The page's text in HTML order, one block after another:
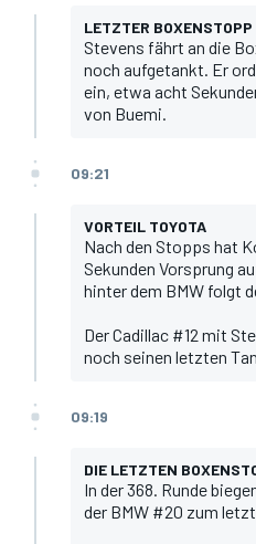
LETZTER
Stevens fährt an die
noch aufgetankt. Er
ein, etwa acht
von Buemi.
09:21
VORTEIL TOYOTA
Nach den Stopps hat
Sekunden Vorsprung
hinter dem BMW folgt
Der Cadillac #12 mit
noch seinen letzten
09:19
DIE LETZTEN
In der 368. Runde
der BMW #20 zum